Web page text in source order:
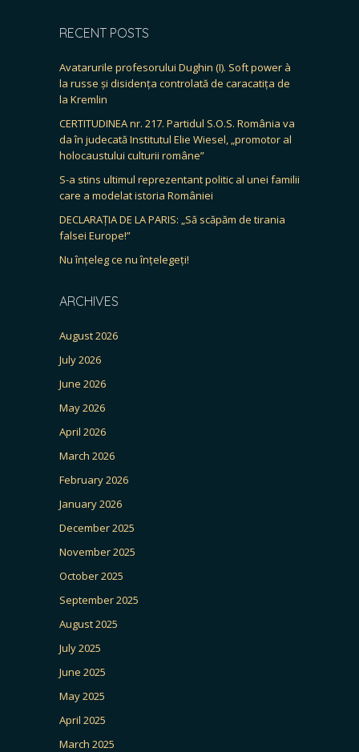
RECENT POSTS
Avatarurile profesorului Dughin (I). Soft power à
la russe și disidența controlată de caracatița de
la Kremlin
CERTITUDINEA nr. 217. Partidul S.O.S. România va
da în judecată Institutul Elie Wiesel, „promotor al
holocaustului culturii române”
S-a stins ultimul reprezentant politic al unei familii
care a modelat istoria României
DECLARAȚIA DE LA PARIS: „Să scăpăm de tirania
falsei Europe!”
Nu înțeleg ce nu înțelegeți!
ARCHIVES
August 2026
July 2026
June 2026
May 2026
April 2026
March 2026
February 2026
January 2026
December 2025
November 2025
October 2025
September 2025
August 2025
July 2025
June 2025
May 2025
April 2025
March 2025